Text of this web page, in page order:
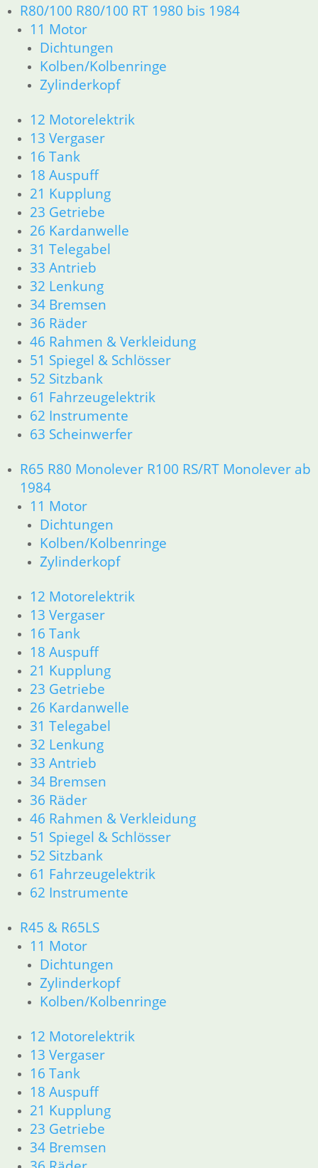
R80/100 R80/100 RT 1980 bis 1984
11 Motor
Dichtungen
Kolben/Kolbenringe
Zylinderkopf
12 Motorelektrik
13 Vergaser
16 Tank
18 Auspuff
21 Kupplung
23 Getriebe
26 Kardanwelle
31 Telegabel
33 Antrieb
32 Lenkung
34 Bremsen
36 Räder
46 Rahmen & Verkleidung
51 Spiegel & Schlösser
52 Sitzbank
61 Fahrzeugelektrik
62 Instrumente
63 Scheinwerfer
R65 R80 Monolever R100 RS/RT Monolever ab
1984
11 Motor
Dichtungen
Kolben/Kolbenringe
Zylinderkopf
12 Motorelektrik
13 Vergaser
16 Tank
18 Auspuff
21 Kupplung
23 Getriebe
26 Kardanwelle
31 Telegabel
32 Lenkung
33 Antrieb
34 Bremsen
36 Räder
46 Rahmen & Verkleidung
51 Spiegel & Schlösser
52 Sitzbank
61 Fahrzeugelektrik
62 Instrumente
R45 & R65LS
11 Motor
Dichtungen
Zylinderkopf
Kolben/Kolbenringe
12 Motorelektrik
13 Vergaser
16 Tank
18 Auspuff
21 Kupplung
23 Getriebe
34 Bremsen
18 Auspuff
21 Kupplung
23 Getriebe
31 Telegabel
32 Lenkung
33 Antrieb
34 Bremsen
36 Räder
46 Rahmen Verkleidung R25/3
51 Spiegel & Schlösser
61 Fahrzeugelektrik
62 Instrumente
63 Scheinwerfer
R26 & R27
11 Motor
Dichtungen
Zylinderkopf r26-r27
12 Motorelektrik
13 Vergaser
16 Tank
18 Auspuff
21 Kupplung
23 Getriebe
26 Kardanwelle
31 Telegabel
32 Lenkung
33 Antrieb
36 Räder
46 Rahmen & Verkleidung R26 R27
51 Spiegel & Schlösser
61 Fahrzeugelektrik
62 Instrumente
63 Scheinwerfer
R50 R69/S
Dichtungen
Zylinderkopf
12 Motorelektrik
13 Vergaser
16 Tank
18 Auspuff
21 Kupplung
23 Getriebe
26 Kardanwelle
31 Telegabel
32 Lenkung
33 Antrieb
34 Bremsen
36 Räder
46 Rahmen & Verkleidung
51 Spiegel & Schlösser
61 Fahrzeugelektrik
62 Instrumente
63 Scheinwerfer
11 Motor
Dichtungen
Kolben/Kolbenringe
Zylinderkopf
12 Motorelektrik
16 Tank
18 Auspuff
21 Kupplung
23 Getriebe
26 Kardanwelle
31 Telegabel
32 Lenkung
33 Antrieb
34 Bremsen